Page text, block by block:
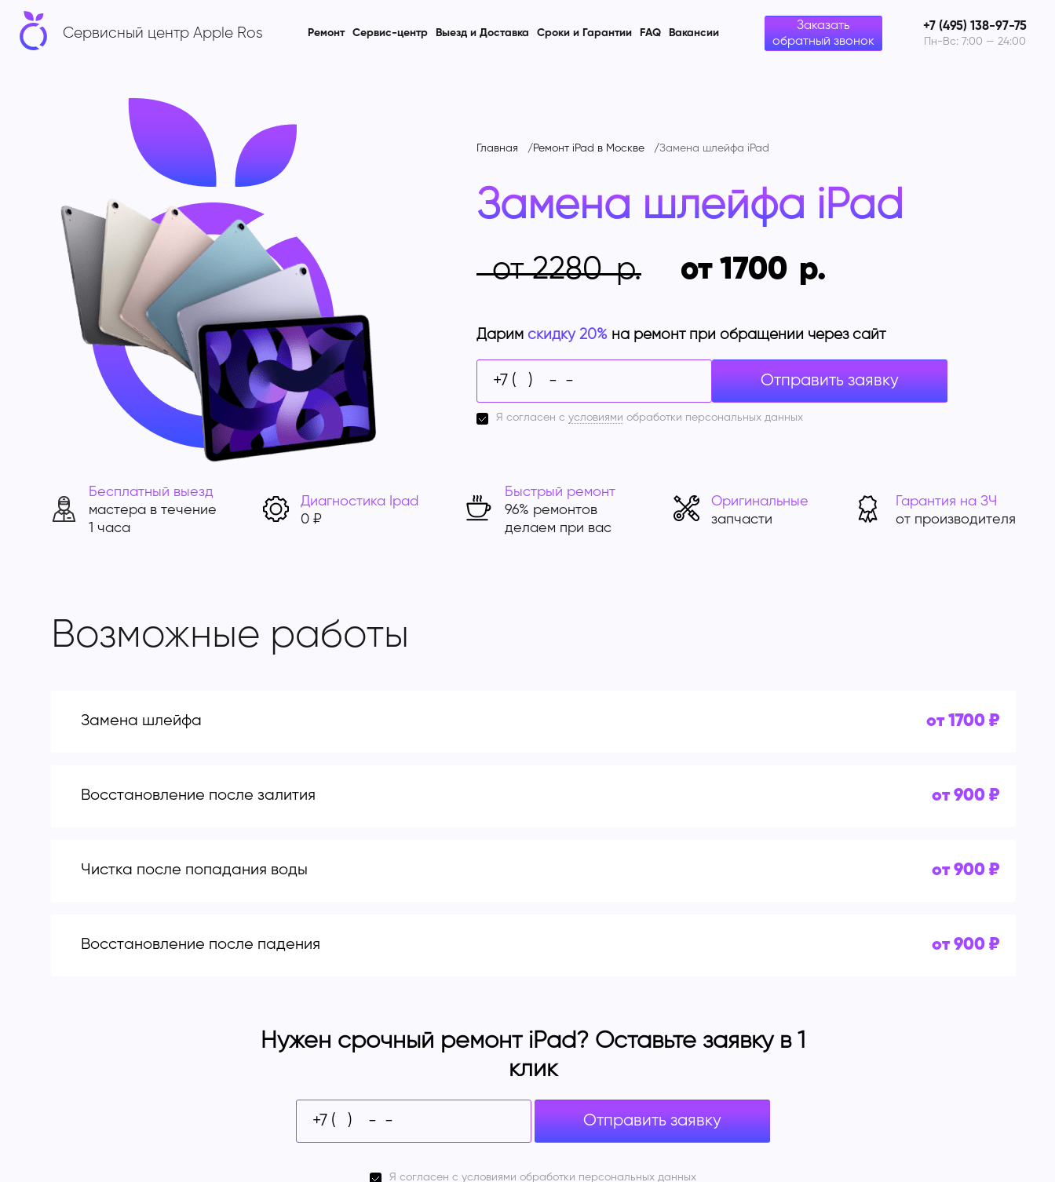
Сервисный центр Apple Ros Ремонт Сервис-центр Выезд и Доставка Сроки и Гарантии FAQ Вакансии
Заказать
обратный звонок
+7 (495) 138-97-75
Пн-Вс: 7:00 — 24:00
Главная Ремонт iPad в Москве Замена шлейфа iPad
Замена шлейфа iPad
от 2280 от 1700
Дарим скидку 20% на ремонт при обращении через сайт
Я согласен с условиями обработки персональных данных
Бесплатный выезд
мастера в течение
1 часа
Диагностика Ipad
0 ₽
Быстрый ремонт
96% ремонтов
делаем при вас
Оригинальные
запчасти
Гарантия на ЗЧ
от производителя
Возможные работы
Замена шлейфа от 1700 ₽
Восстановление после залития от 900 ₽
Чистка после попадания воды от 900 ₽
Восстановление после падения от 900 ₽
Нужен срочный ремонт iPad? Оставьте заявку в 1
клик
Отправить заявку
Я согласен сусловиями обработки персональных данных